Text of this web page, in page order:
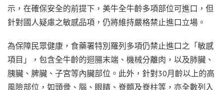
示，在確保安全的前提下，美牛全牛齡多項部位可進口，但
針對國人疑慮之敏感品項，仍將維持嚴格禁止進口立場。
為保障民眾健康，食藥署特別羅列多項仍禁止進口之「敏感
項目」，包含全牛齡的迴腸末端、機械分離肉，以及肺臟、
胰臟、脾臟、子宮等內臟部位。此外，針對30月齡以上的高
風險部位，如頭骨、腦、眼睛、脊髓及脊柱等，亦全數列入